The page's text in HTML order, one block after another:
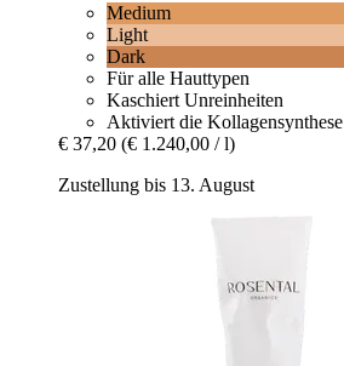
Medium
Light
Dark
Für alle Hauttypen
Kaschiert Unreinheiten
Aktiviert die Kollagensynthese
€ 37,20 (€ 1.240,00 / l)
Zustellung bis 13. August